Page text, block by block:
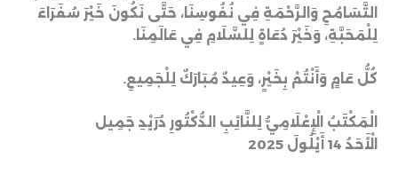
التَّسَامُحِ وَالرَّحْمَةِ فِي نُفُوسِنَا، حَتَّى نَكُونَ خَيْرَ سُفَرَاءَ
لِلْمَحَبَّةِ، وَخَيْرَ دُعَاةٍ لِلسَّلَامِ فِي عَالَمِنَا.
كُلُّ عَامٍ وَأَنْتُمْ بِخَيْرٍ، وَعِيدٌ مُبَارَكٌ لِلْجَمِيعِ.
الْمَكْتَبُ الْإِعْلَامِيُّ لِلنَّائِبِ الدُّكْتُورِ دُرَيْدِ جَمِيل
الْأَحَدُ 14 أَيْلُولَ 2025